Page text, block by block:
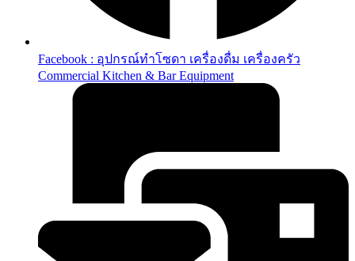
Facebook : อุปกรณ์ทำโซดา เครื่องดื่ม เครื่องครัว
Commercial Kitchen & Bar Equipment